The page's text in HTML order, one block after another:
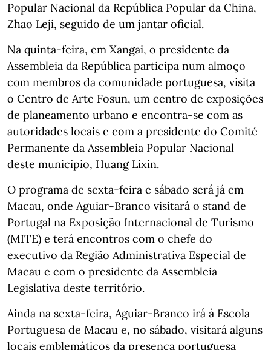
Popular Nacional da República Popular da China,
Zhao Leji, seguido de um jantar oficial.
Na quinta-feira, em Xangai, o presidente da
Assembleia da República participa num almoço
com membros da comunidade portuguesa, visita
o Centro de Arte Fosun, um centro de exposições
de planeamento urbano e encontra-se com as
autoridades locais e com a presidente do Comité
Permanente da Assembleia Popular Nacional
deste município, Huang Lixin.
O programa de sexta-feira e sábado será já em
Macau, onde Aguiar-Branco visitará o stand de
Portugal na Exposição Internacional de Turismo
(MITE) e terá encontros com o chefe do
executivo da Região Administrativa Especial de
Macau e com o presidente da Assembleia
Legislativa deste território.
Ainda na sexta-feira, Aguiar-Branco irá à Escola
Portuguesa de Macau e, no sábado, visitará alguns
locais emblemáticos da presença portuguesa